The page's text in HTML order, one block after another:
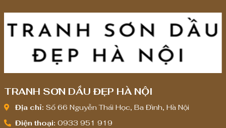
TRANH SƠN DẦU ĐẸP HÀ NỘI
Địa chỉ: Số 66 Nguyễn Thái Học, Ba Đình, Hà Nội
Điện thoại: 0933 951 919